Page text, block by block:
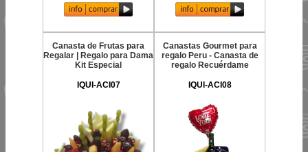
Canasta de Frutas para
Regalar | Regalo para Dama
Kit Especial
IQUI-ACI07
Canastas Gourmet para
regalo Peru - Canasta de
regalo Recuérdame
IQUI-ACI08